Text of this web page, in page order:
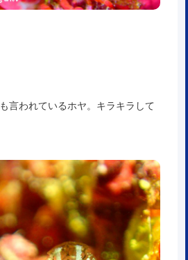
言われているホヤ。キラキラして